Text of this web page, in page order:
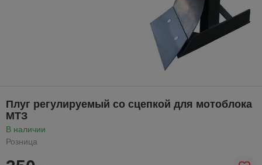
Плуг регулируемый со сцепкой для мотоблока
МТЗ
В наличии
Розница